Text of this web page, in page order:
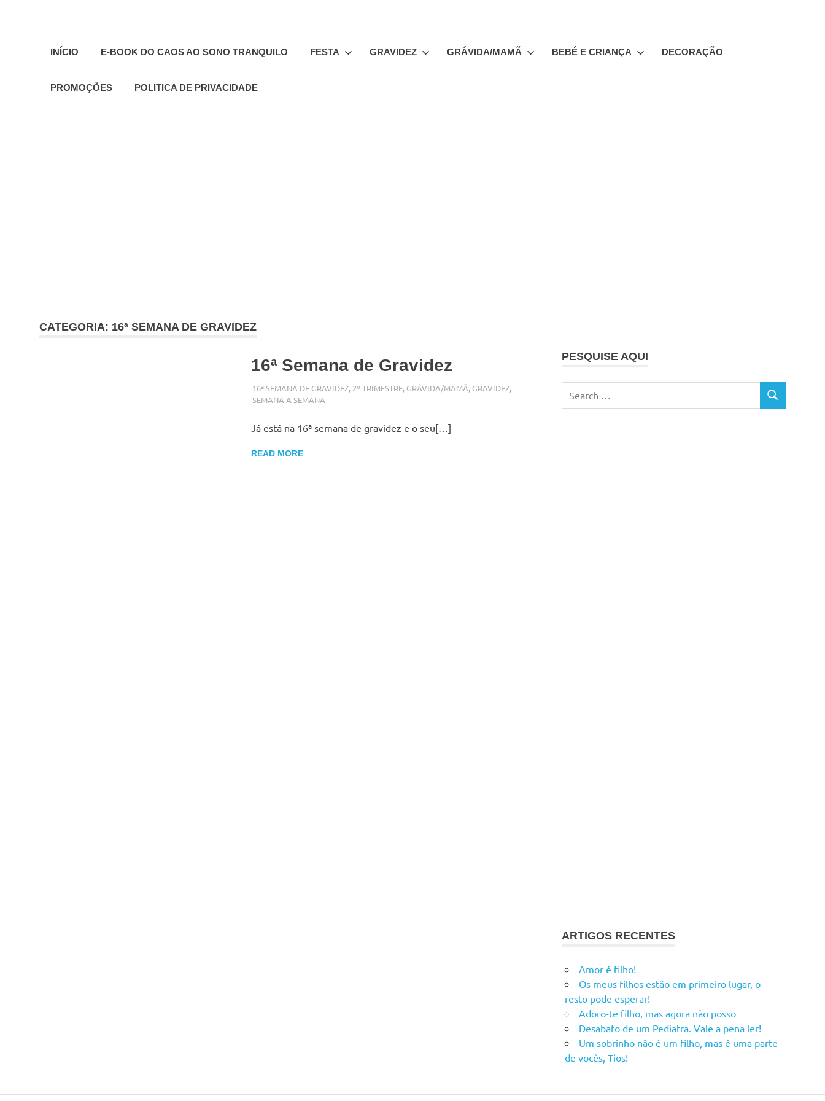
presente
INÍCIO E-BOOK DO CAOS AO SONO TRANQUILO FESTA GRAVIDEZ GRÁVIDA/MAMÃ BEBÉ E CRIANÇA DECORAÇÃO
PROMOÇÕES POLITICA DE PRIVACIDADE
CATEGORIA: 16ª SEMANA DE GRAVIDEZ
16ª Semana de Gravidez
SETEMBRO 6, 2017
ADMIN
16ª SEMANA DE GRAVIDEZ, 2º TRIMESTRE, GRÁVIDA/MAMÃ, GRAVIDEZ,
SEMANA A SEMANA
Já está na 16ª semana de gravidez e o seu[…]
READ MORE
PESQUISE AQUI
for:
SEARCH
ARTIGOS RECENTES
Amor é filho!
Os meus filhos estão em primeiro lugar, o
resto pode esperar!
Adoro-te filho, mas agora não posso
Desabafo de um Pediatra. Vale a pena ler!
Um sobrinho não é um filho, mas é uma parte
de vocês, Tios!